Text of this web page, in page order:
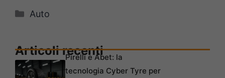
Categorie
Auto
Articoli recenti
Pirelli e Abet: la
tecnologia Cyber Tyre per